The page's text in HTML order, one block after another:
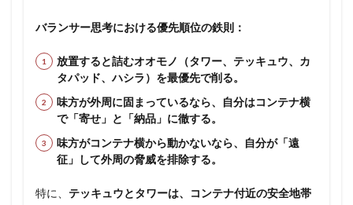
バランサー思考における優先順位の鉄則：
放置すると詰むオオモノ（タワー、テッキュウ、カ
タパッド、ハシラ）を最優先で削る。
味方が外周に固まっているなら、自分はコンテナ横
で「寄せ」と「納品」に徹する。
味方がコンテナ横から動かないなら、自分が「遠
征」して外周の脅威を排除する。
特に、 テッキュウとタワーは、コンテナ付近の安全地帯